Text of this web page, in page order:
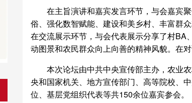
在主旨演讲和嘉宾发言环节，与会嘉宾
俗、强化数智赋能、建设和美乡村、丰富群
在交流展示环节，与会代表展示分享了村BA
动图景和农民群众向上向善的精神风貌。在
本次论坛由中共中央宣传部主办，农业
央和国家机关、地方宣传部门、高等院校、
位、基层党组织代表等共150余位嘉宾参会。